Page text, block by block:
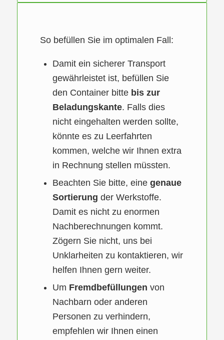
So befüllen Sie im optimalen Fall:
Damit ein sicherer Transport
gewährleistet ist, befüllen Sie
den Container bitte bis zur
Beladungskante. Falls dies
nicht eingehalten werden sollte,
könnte es zu Leerfahrten
kommen, welche wir Ihnen extra
in Rechnung stellen müssten.
Beachten Sie bitte, eine genaue
Sortierung der Werkstoffe.
Damit es nicht zu enormen
Nachberechnungen kommt.
Zögern Sie nicht, uns bei
Unklarheiten zu kontaktieren, wir
helfen Ihnen gern weiter.
Um Fremdbefüllungen von
Nachbarn oder anderen
Personen zu verhindern,
empfehlen wir Ihnen einen